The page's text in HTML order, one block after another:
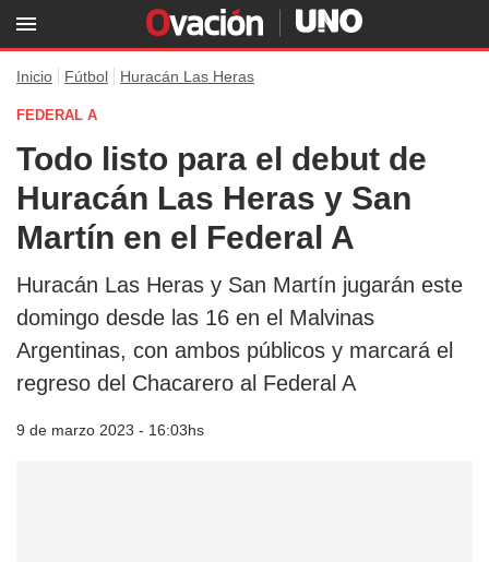
Inicio Fútbol Huracán Las Heras
FEDERAL A
Todo listo para el debut de
Huracán Las Heras y San
Martín en el Federal A
Huracán Las Heras y San Martín jugarán este
domingo desde las 16 en el Malvinas
Argentinas, con ambos públicos y marcará el
regreso del Chacarero al Federal A
9 de marzo 2023 - 16:03hs